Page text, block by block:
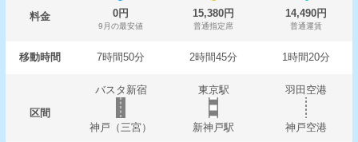
料金 0円
9月の最安値
15,380円
普通指定席
14,490円
普通運賃
移動時間 7時間50分 2時間45分 1時間20分
区間
バスタ新宿 東京駅 羽田空港
神戸（三宮） 新神戸駅 神戸空港